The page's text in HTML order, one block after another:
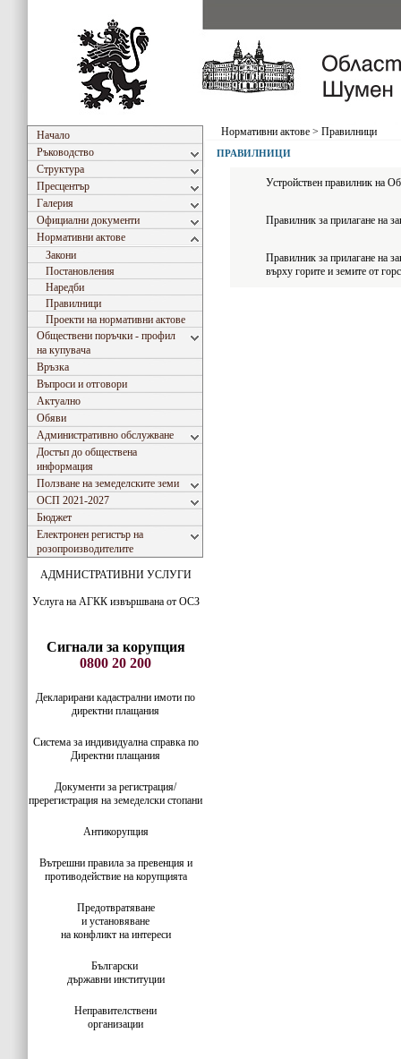
Начало
Ръководство
Структура
Пресцентър
Галерия
Официални документи
Нормативни актове
Закони
Постановления
Наредби
Правилници
Проекти на нормативни актове
Обществени поръчки - профил
на купувача
Връзка
Въпроси и отговори
Актуално
Обяви
Административно обслужване
Достъп до обществена
информация
Ползване на земеделските земи
ОСП 2021-2027
Бюджет
Електронен регистър на
розопроизводителите
АДМНИСТРАТИВНИ УСЛУГИ
Услуга на АГКК извършвана от ОСЗ
Сигнали за корупция
0800 20 200
Декларирани кадастрални имоти по
директни плащания
Система за индивидуaлна справка по
Директни плащания
Документи за регистрация/
пререгистрация на земеделски стопани
Антикорупция
Вътрешни правила за превенция и
противодействие на корупцията
Предотвратяване
и установяване
на конфликт на интереси
Български
държавни институции
Неправителствени
организации
Нормативни актове > Правилници
ПРАВИЛНИЦИ
Устройствен правилник на
Правилник за прилагане на
Правилник за прилагане на
върху горите и земите от